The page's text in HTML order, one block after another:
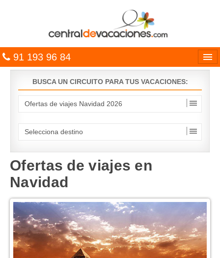
91 193 96 84
Entrar
HOTELES
CARIBE
OFERTAS
VUELO + HOTEL
PLAYAS
BUSCA UN CIRCUITO PARA TUS VACACIONES:
Ofertas de viajes en
Navidad